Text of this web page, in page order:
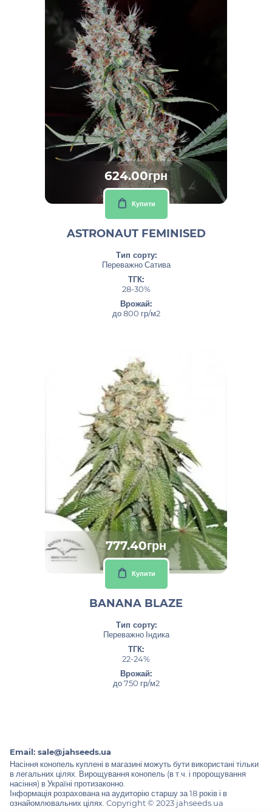
624.00грн
Купити
ASTRONAUT FEMINISED
Тип сорту:
Переважно Сатива
ТГК:
28-30%
Врожай:
до 800 гр/м2
777.40грн
Купити
BANANA BLAZE
Тип сорту:
Переважно Індика
ТГК:
22-24%
Врожай:
до 750 гр/м2
Email: sale@jahseeds.ua
Насіння конопель куплені в магазині можуть бути використані тільки
в легальних цілях. Вирощування конопель (в т.ч. і пророщування
насіння) в Україні протизаконно.
Інформація розрахована на аудиторію старшу за 18 років і в
ознайомлювальних цілях. Copyright © 2023 jahseeds.ua